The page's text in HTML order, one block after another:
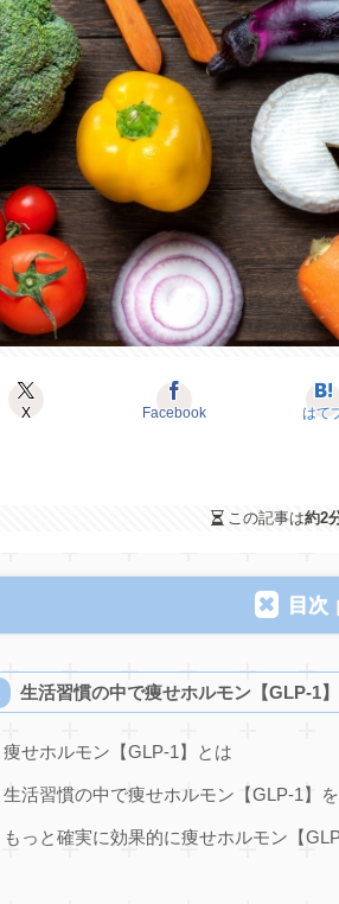
X Facebook はて
この記事は約2
目次
生活習慣の中で痩せホルモン【GLP-1
痩せホルモン【GLP-1】とは
生活習慣の中で痩せホルモン【GLP-1】
もっと確実に効果的に痩せホルモン【